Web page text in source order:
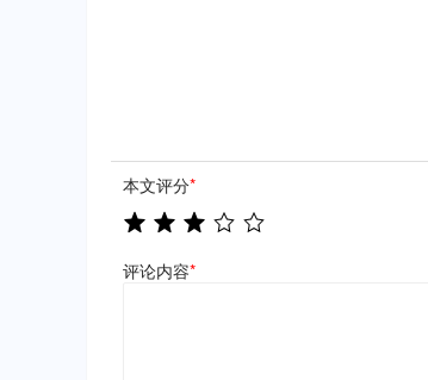
本文评分*
评论内容*